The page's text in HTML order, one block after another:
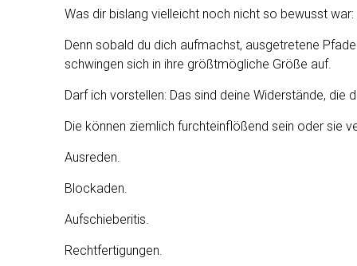
Was dir bislang vielleicht noch nicht so bewusst
Denn sobald du dich aufmachst, ausgetretene
schwingen sich in ihre größtmögliche Größe auf.
Darf ich vorstellen: Das sind deine Widerstände, die
Die können ziemlich furchteinflößend sein oder sie
Ausreden.
Blockaden.
Aufschieberitis.
Rechtfertigungen.